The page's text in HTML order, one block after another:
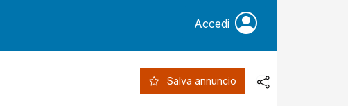
Accedi
Salva annuncio